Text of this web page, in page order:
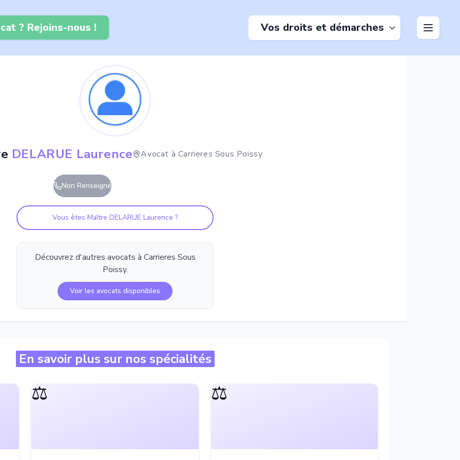
? Rejoins-nous ! Vos droits et démarches
DELARUE Laurence Avocat à Carrieres Sous Poissy
Non Renseigné
Vous êtes Maître DELARUE Laurence ?
Découvrez d'autres avocats à Carrieres Sous
Poissy.
Voir les avocats disponibles
En savoir plus sur nos spécialités
⚖️ ⚖️